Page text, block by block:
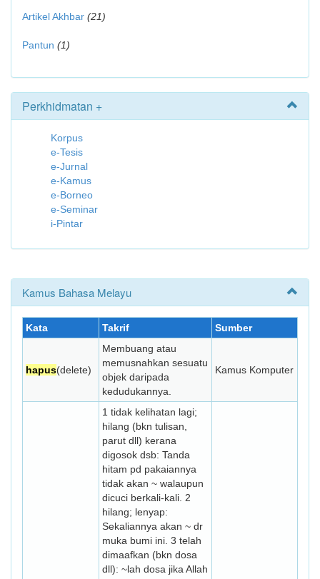
Artikel Akhbar (21)
Pantun (1)
Perkhidmatan +
Korpus
e-Tesis
e-Jurnal
e-Kamus
e-Borneo
e-Seminar
i-Pintar
Kamus Bahasa Melayu
Kata Takrif Sumber
hapus(delete)
Membuang atau
memusnahkan sesuatu
objek daripada
kedudukannya.
Kamus Komputer
1 tidak kelihatan lagi;
hilang (bkn tulisan,
parut dll) kerana
digosok dsb: Tanda
hitam pd pakaiannya
tidak akan ~ walaupun
dicuci berkali-kali. 2
hilang; lenyap:
Sekaliannya akan ~ dr
muka bumi ini. 3 telah
dimaafkan (bkn dosa
dll): ~lah dosa jika Allah